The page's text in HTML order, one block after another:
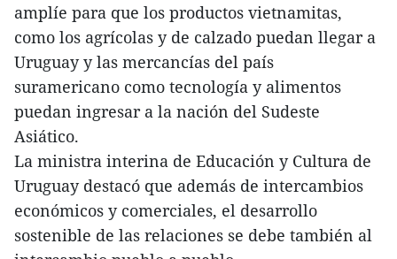
amplíe para que los productos vietnamitas,
como los agrícolas y de calzado puedan llegar a
Uruguay y las mercancías del país
suramericano como tecnología y alimentos
puedan ingresar a la nación del Sudeste
Asiático.
La ministra interina de Educación y Cultura de
Uruguay destacó que además de intercambios
económicos y comerciales, el desarrollo
sostenible de las relaciones se debe también al